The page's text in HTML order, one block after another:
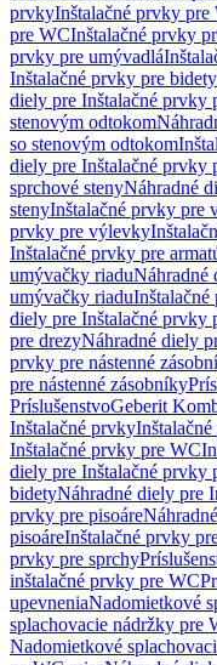
prvkyInštalačné prvky pre
pre WCInštalačné prvky
prvky pre umývadlá
Inštalačné prvky pre bidety
diely pre Inštalačné prvky
stenovým odtokom
so stenovým odtokom
diely pre Inštalačné prvky
sprchové stenyNáhradné
stenyInštalačné prvky pre
prvky pre výlevky
Inštalačné prvky pre
umývačky riaduNáhradné
umývačky riadu
diely pre Inštalačné prvky
pre drezyNáhradné diely
prvky pre nástenné
pre nástenné zásobníky
PríslušenstvoGeberit
Inštalačné prvky
Inštalačné prvky pre WC
diely pre Inštalačné prvky
bidetyNáhradné diely pre
prvky pre pisoáre
pisoáreInštalačné prvky
prvky pre sprchy
inštalačné prvky pre WC
upevneniaNadomietkové
splachovacie nádržky pre
Nadomietkové